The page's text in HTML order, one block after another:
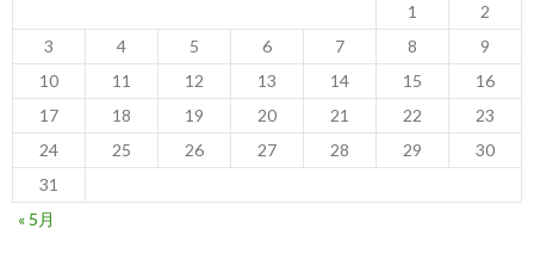
1
2
3
4 5 6 7 8
9
10
11 12 13 14 15
16
17
18 19 20 21 22
23
24
25 26 27 28 29
30
31
« 5月